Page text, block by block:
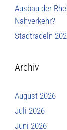
Ausbau der
Nahverkehr?
Stadtradeln
Archiv
August 2026
Juli 2026
Juni 2026